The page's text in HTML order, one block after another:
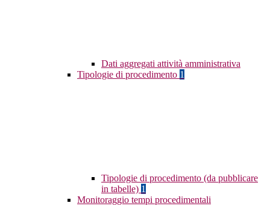
Dati aggregati attività amministrativa
Tipologie di procedimento 1
Tipologie di procedimento (da pubblicare
in tabelle) 1
Monitoraggio tempi procedimentali